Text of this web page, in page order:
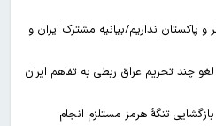
و پاکستان نداریم/بیانیه مشترک ایران و
چند تحریم عراق ربطی به تفاهم ایران
تنگۀ هرمز مستلزم انجام